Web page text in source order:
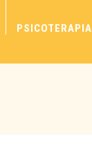
PSICOTERAPIA